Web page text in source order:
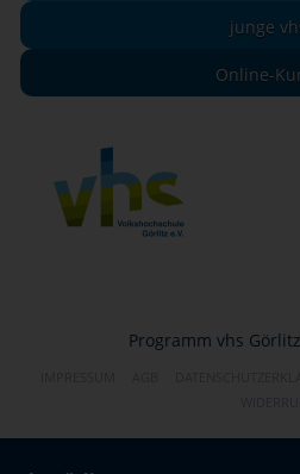
junge
Online-
Programm vhs Görlitz